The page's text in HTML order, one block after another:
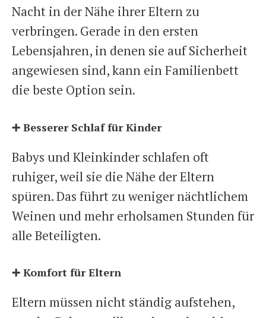
Nacht in der Nähe ihrer Eltern zu
verbringen. Gerade in den ersten
Lebensjahren, in denen sie auf Sicherheit
angewiesen sind, kann ein Familienbett
die beste Option sein.
➕ Besserer Schlaf für Kinder
Babys und Kleinkinder schlafen oft
ruhiger, weil sie die Nähe der Eltern
spüren. Das führt zu weniger nächtlichem
Weinen und mehr erholsamen Stunden für
alle Beteiligten.
➕ Komfort für Eltern
Eltern müssen nicht ständig aufstehen,